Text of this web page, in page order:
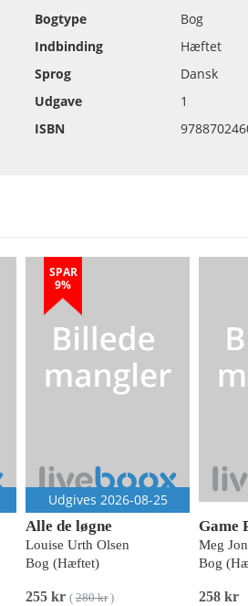
Bogtype
Bog
Indbinding
Hæftet
Sprog
Dansk
Udgave
1
ISBN
SPAR
9%
Udgives 2026-08-25
Alle de løgne
Louise Urth Olsen
Bog (Hæftet)
255 kr ( 280 kr)
Game
Meg
Bog
258 kr